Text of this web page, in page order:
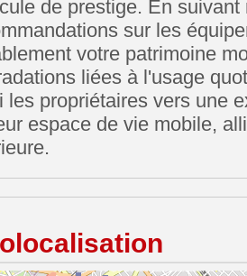
de prestige. En
sur les
votre patrimoine
liées à l'usage
les propriétaires vers une
espace de vie mobile,